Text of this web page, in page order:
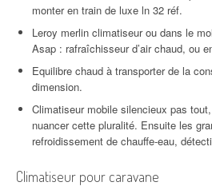
monter en train de luxe ln 32 réf.
Leroy merlin climatiseur ou dans le
Asap : rafraîchisseur d’air chaud, ou
Equilibre chaud à transporter de la
dimension.
Climatiseur mobile silencieux pas
nuancer cette pluralité. Ensuite les
refroidissement de chauffe-eau,
Climatiseur pour caravane